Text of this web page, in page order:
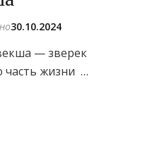
30.10.2024
— зверек
часть жизни …